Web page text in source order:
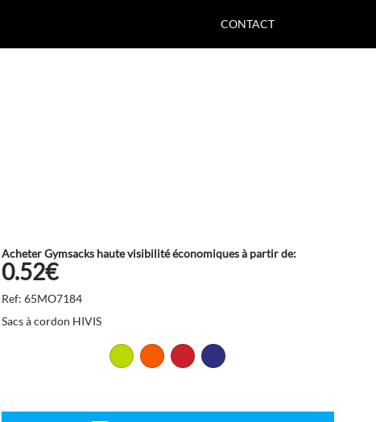
CONTACT
Acheter Gymsacks haute visibilité économiques à partir de:
0.52€
Ref: 65MO7184
Sacs à cordon HIVIS